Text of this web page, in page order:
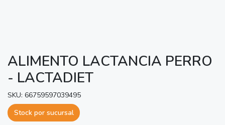
ALIMENTO LACTANCIA PERRO
- LACTADIET
SKU: 66759597039495
Stock por sucursal